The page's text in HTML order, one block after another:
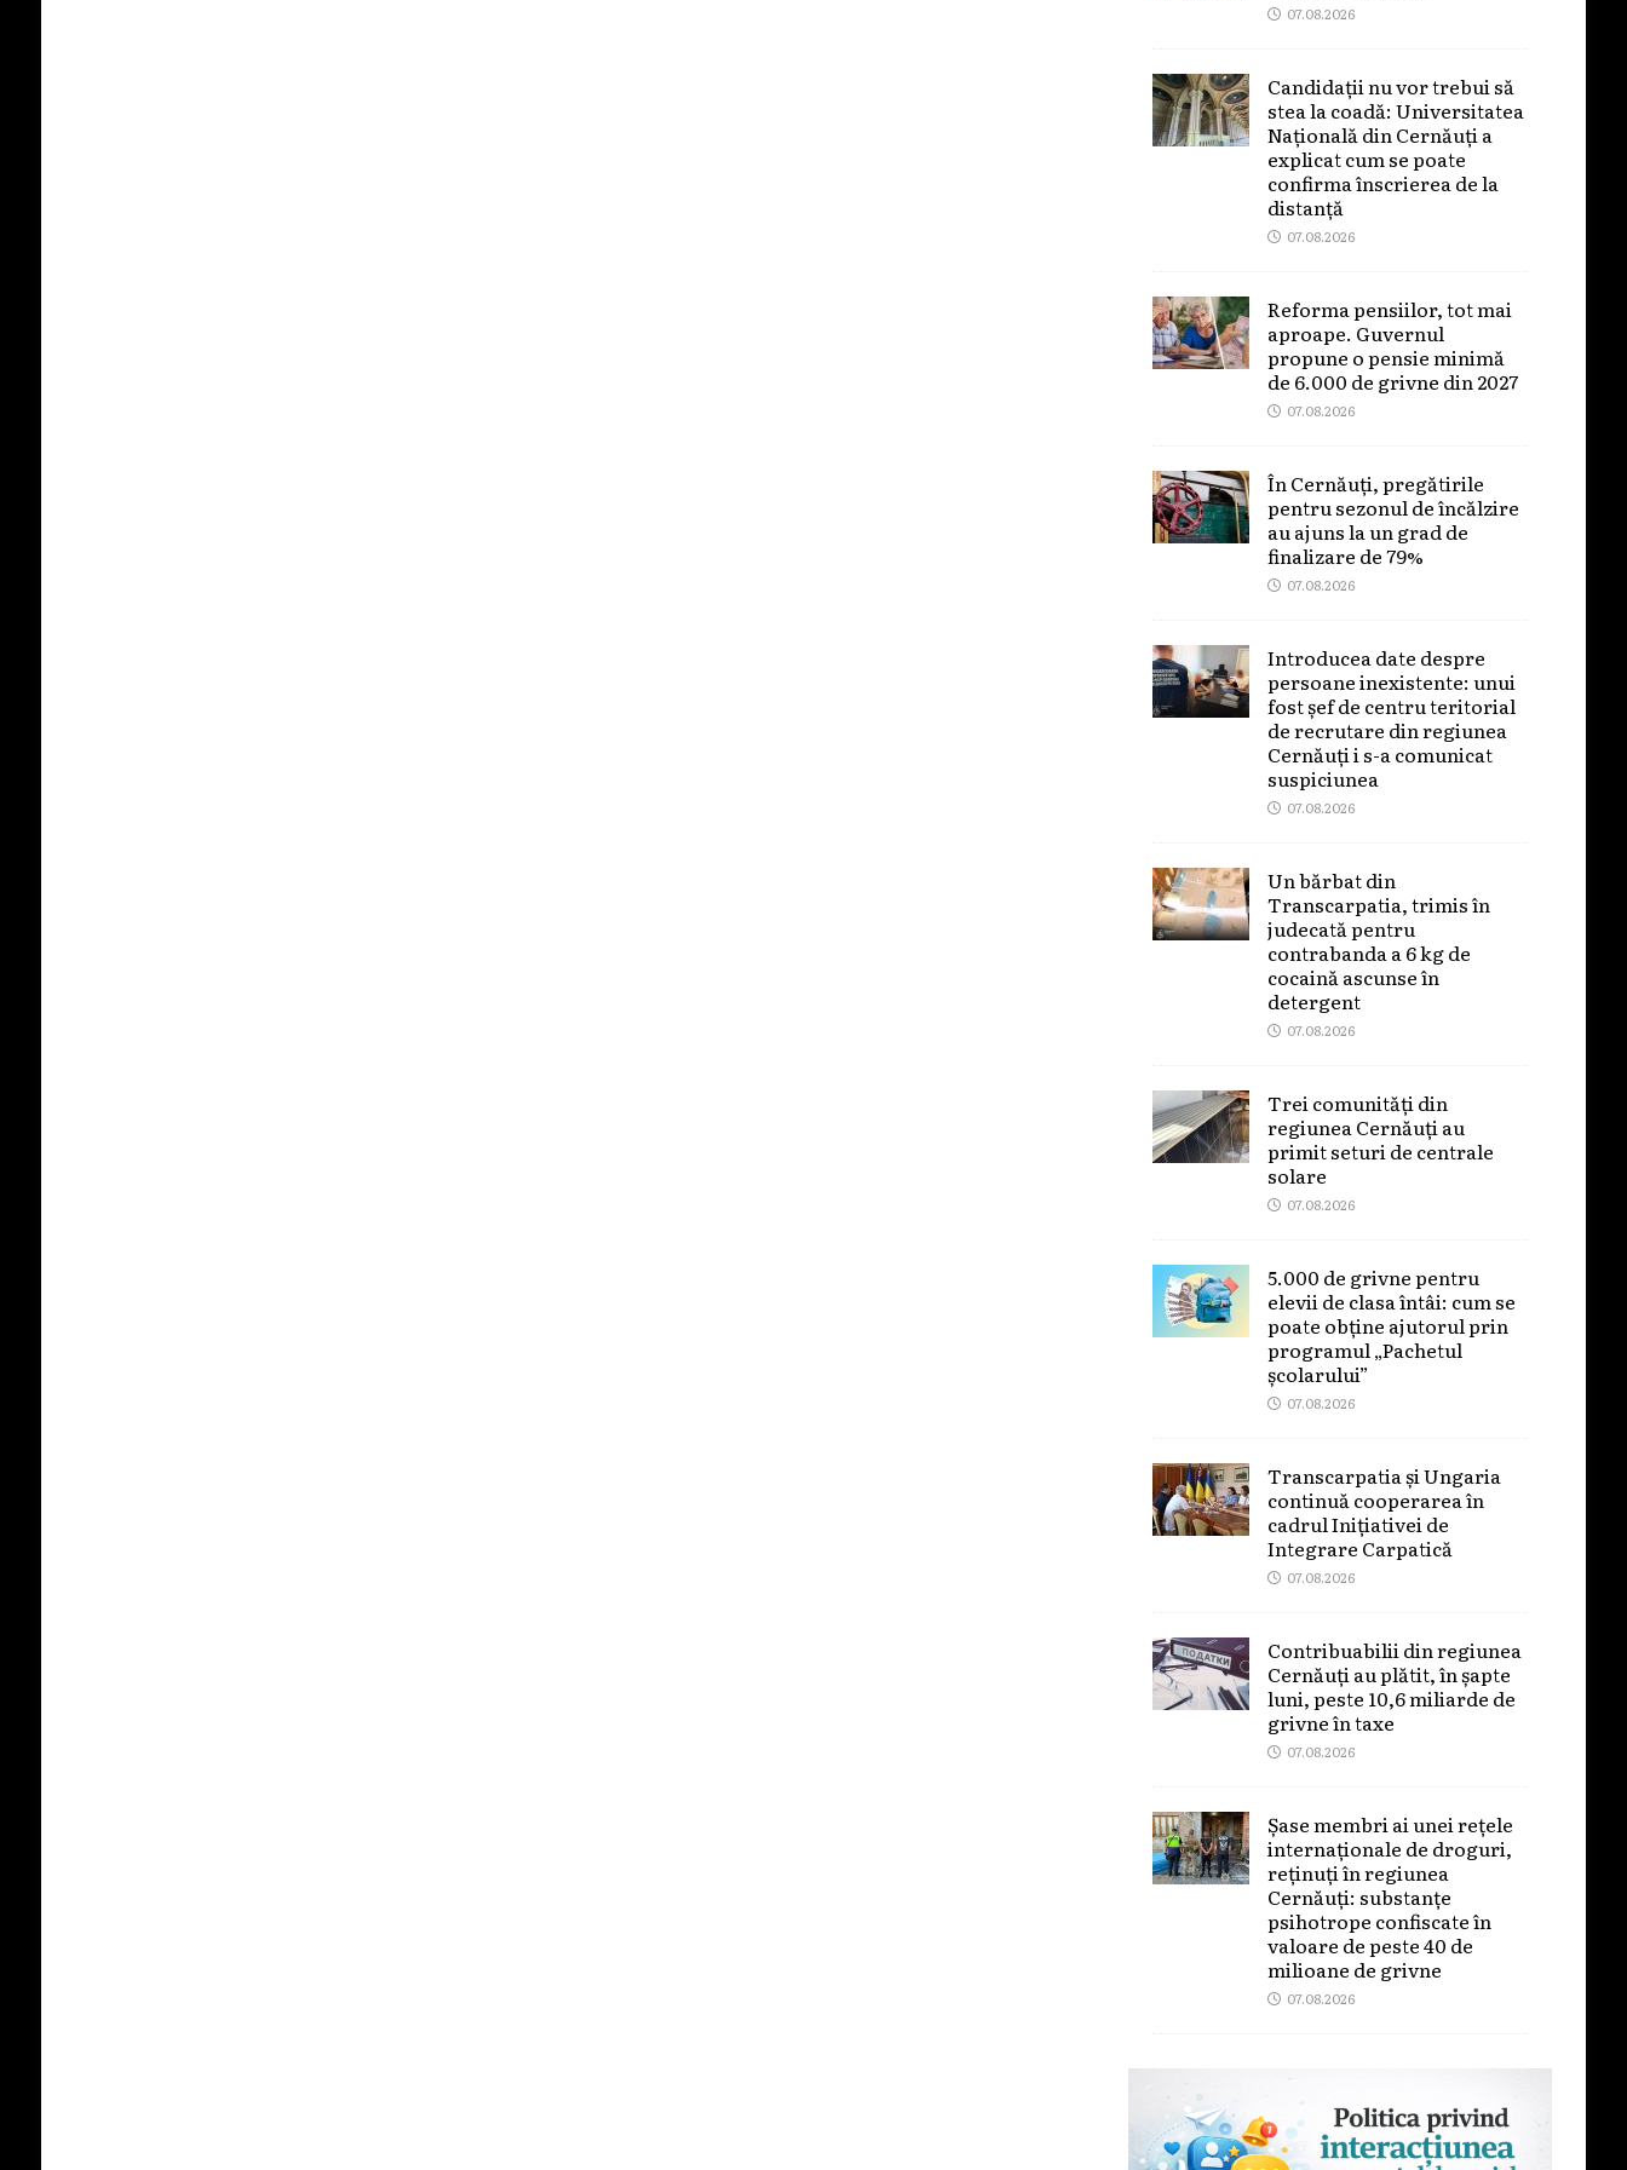
07.08.2026
Candidații nu vor trebui să
stea la coadă: Universitatea
Națională din Cernăuți a
explicat cum se poate
confirma înscrierea de la
distanță
07.08.2026
Reforma pensiilor, tot mai
aproape. Guvernul
propune o pensie minimă
de 6.000 de grivne din 2027
07.08.2026
În Cernăuți, pregătirile
pentru sezonul de încălzire
au ajuns la un grad de
finalizare de 79%
07.08.2026
Introducea date despre
persoane inexistente: unui
fost șef de centru teritorial
de recrutare din regiunea
Cernăuți i s-a comunicat
suspiciunea
07.08.2026
Un bărbat din
Transcarpatia, trimis în
judecată pentru
contrabanda a 6 kg de
cocaină ascunse în
detergent
07.08.2026
Trei comunități din
regiunea Cernăuți au
primit seturi de centrale
solare
07.08.2026
5.000 de grivne pentru
elevii de clasa întâi: cum se
poate obține ajutorul prin
programul „Pachetul
școlarului”
07.08.2026
Transcarpatia și Ungaria
continuă cooperarea în
cadrul Inițiativei de
Integrare Carpatică
07.08.2026
Contribuabilii din regiunea
Cernăuți au plătit, în șapte
luni, peste 10,6 miliarde de
grivne în taxe
07.08.2026
Șase membri ai unei rețele
internaționale de droguri,
reținuți în regiunea
Cernăuți: substanțe
psihotrope confiscate în
valoare de peste 40 de
milioane de grivne
07.08.2026